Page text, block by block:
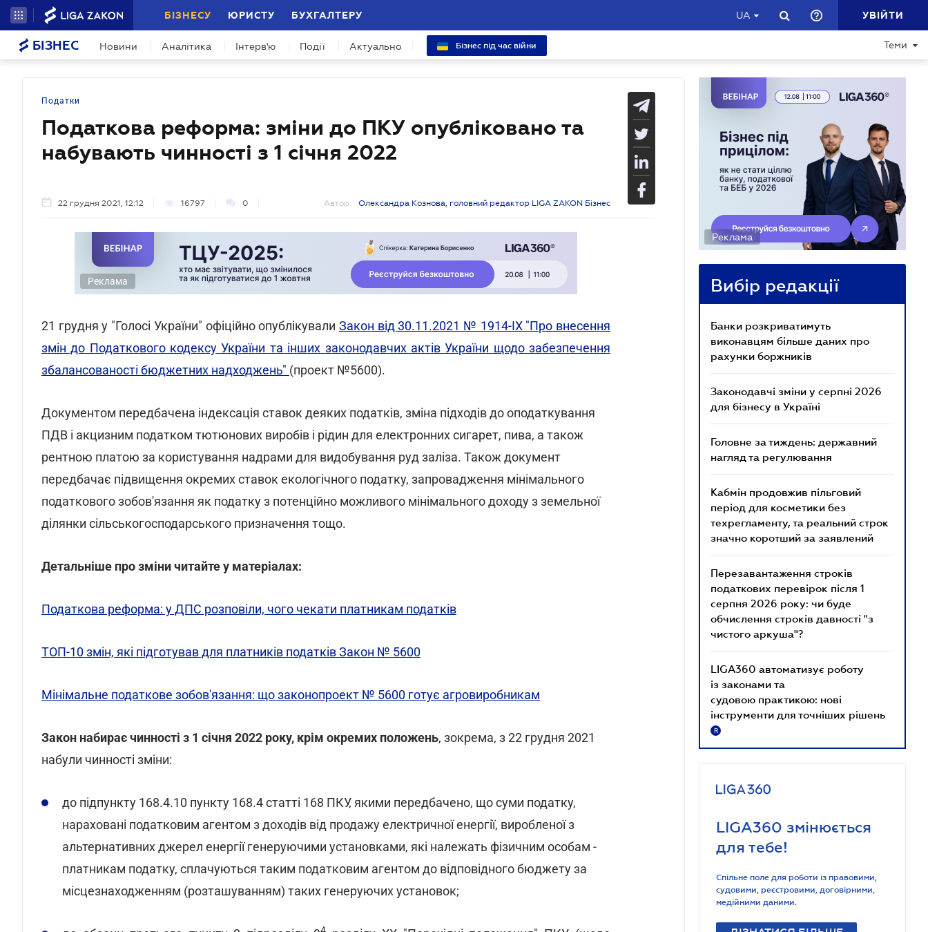
БІЗНЕСУ ЮРИСТУ БУХГАЛТЕРУ UA УВІЙТИ
БІЗНЕС Новини Аналітика Інтерв'ю Події Актуально Бізнес під час війни Теми
Податки
Податкова реформа: зміни до ПКУ опубліковано та
набувають чинності з 1 січня 2022
22 грудня 2021, 12:12 16797 0 Автор: Олександра Кознова, головний редактор LIGA ZAKON Бізнес
Реклама
21 грудня у "Голосі України" офіційно опублікували Закон від 30.11.2021 № 1914-IX "Про внесення
змін до Податкового кодексу України та інших законодавчих актів України щодо забезпечення
збалансованості бюджетних надходжень" (проект №5600).
Документом передбачена індексація ставок деяких податків, зміна підходів до оподаткування
ПДВ і акцизним податком тютюнових виробів і рідин для електронних сигарет, пива, а також
рентною платою за користування надрами для видобування руд заліза. Також документ
передбачає підвищення окремих ставок екологічного податку, запровадження мінімального
податкового зобов'язання як податку з потенційно можливого мінімального доходу з земельної
ділянки сільськогосподарського призначення тощо.
Детальніше про зміни читайте у матеріалах:
Податкова реформа: у ДПС розповіли, чого чекати платникам податків
ТОП-10 змін, які підготував для платників податків Закон № 5600
Мінімальне податкове зобов'язання: що законопроект № 5600 готує агровиробникам
Закон набирає чинності з 1 січня 2022 року, крім окремих положень, зокрема, з 22 грудня 2021
набули чинності зміни:
до підпункту 168.4.10 пункту 168.4 статті 168 ПКУ, якими передбачено, що суми податку,
нараховані податковим агентом з доходів від продажу електричної енергії, виробленої з
альтернативних джерел енергії генеруючими установками, які належать фізичним особам -
платникам податку, сплачуються таким податковим агентом до відповідного бюджету за
місцезнаходженням (розташуванням) таких генеруючих установок;
Реклама
Вибір редакції
Банки розкриватимуть
виконавцям більше даних про
рахунки боржників
Законодавчі зміни у серпні 2026
для бізнесу в Україні
Головне за тиждень: державний
нагляд та регулювання
Кабмін продовжив пільговий
період для косметики без
техрегламенту, та реальний строк
значно коротший за заявлений
Перезавантаження строків
податкових перевірок після 1
серпня 2026 року: чи буде
обчислення строків давності "з
чистого аркуша"?
LIGA360 автоматизує роботу
із законами та
судовою практикою: нові
інструменти для точніших рішень
R
LIGA360 змінюється
для тебе!
Спільне поле для роботи із правовими,
судовими, реєстровими, договірними,
медійними даними.